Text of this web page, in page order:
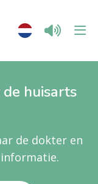
huisarts
de dokter en